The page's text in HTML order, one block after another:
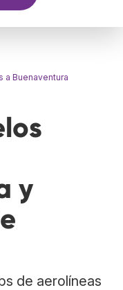
a Buenaventura
y
de aerolíneas